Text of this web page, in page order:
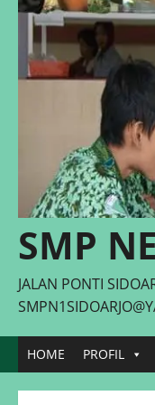
SMP
JALAN PONTI
HOME PROFIL